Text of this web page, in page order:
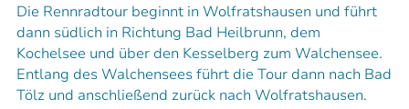
Die Rennradtour beginnt in Wolfratshausen und führt
dann südlich in Richtung Bad Heilbrunn, dem
Kochelsee und über den Kesselberg zum Walchensee.
Entlang des Walchensees führt die Tour dann nach Bad
Tölz und anschließend zurück nach Wolfratshausen.